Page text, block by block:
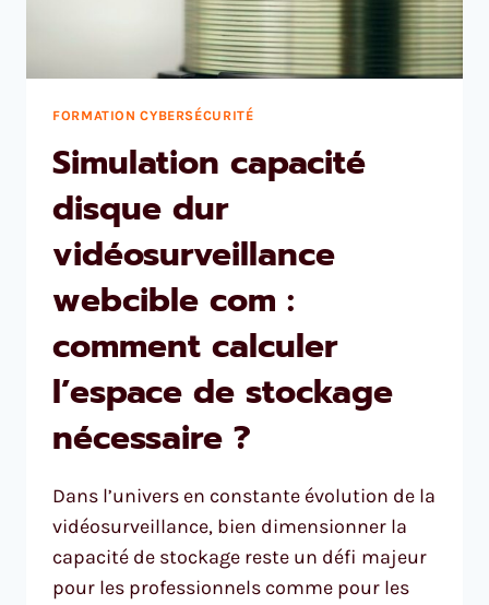
FORMATION CYBERSÉCURITÉ
Simulation capacité
disque dur
vidéosurveillance
webcible com :
comment calculer
l’espace de stockage
nécessaire ?
Dans l’univers en constante évolution de la
vidéosurveillance, bien dimensionner la
capacité de stockage reste un défi majeur
pour les professionnels comme pour les